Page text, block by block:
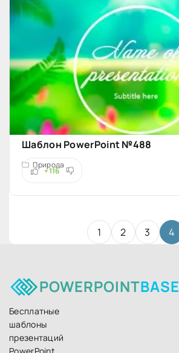
Шаблон PowerPoint №488
Природа
+116
1 2 3 4
POWERPOINTBASE
Бесплатные
шаблоны
презентаций